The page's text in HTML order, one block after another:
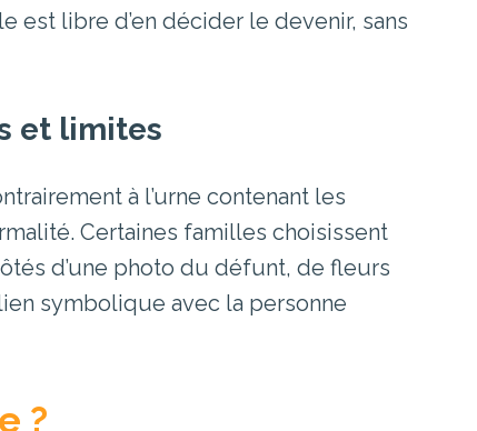
est libre d’en décider le devenir, sans
et limites
à l’urne contenant les
Certaines familles choisissent
d’une photo du défunt, de fleurs
symbolique avec la personne
?